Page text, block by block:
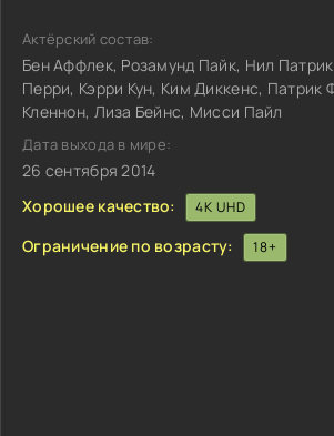
Актёрский состав:
Бен Аффлек, Розамунд Пайк, Нил
Перри, Кэрри Кун, Ким Диккенс, Патрик
Кленнон, Лиза Бейнс, Мисси Пайл
Дата выхода в мире:
26 сентября 2014
Хорошее качество:
4K UHD
Ограничение по возрасту: 18+